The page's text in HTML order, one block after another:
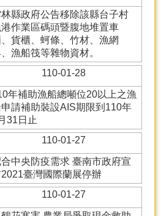
林縣政府公告移除該縣台子村
作業區碼頭暨腹地堆置車
、貨櫃、蚵條、竹材、漁網
漁船筏等雜物資材。
110-01-28
年補助漁船總噸位20以上之漁
請補助裝設AIS期限到110年
31日止
110-01-27
合中央防疫需求 臺南市政府宣
臺灣國際蘭展停辦
110-01-27